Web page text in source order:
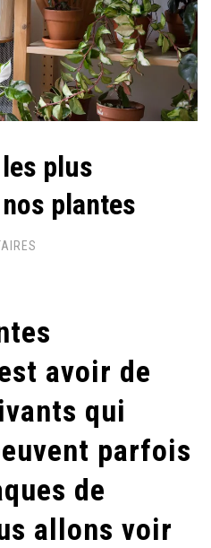
plus
plantes
LES
PLUS
CHEZ
NOS
avoir de
qui
parfois
de
allons voir